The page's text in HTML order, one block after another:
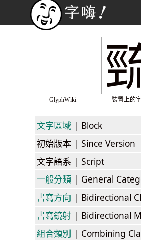
GlyphWiki 裝置上的
文字區域 | Block
初始版本 | Since Version
文字語系 | Script
一般分類 | General
書寫方向 | Bidirectional
書寫鏡射 | Bidirectional
組合類別 | Combining